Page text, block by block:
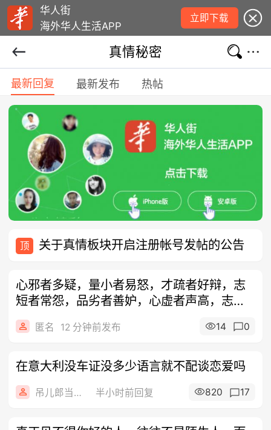
华人街
海外华人生活APP
立即下载
真情秘密
最新回复 最新发布 热帖
顶 关于真情板块开启注册帐号发帖的公告
心邪者多疑，量小者易怒，才疏者好辩，志
短者常怨，品劣者善妒，心虚者声高，志浅
者固
匿名 12 分钟前发布 14 0
在意大利没车证没多少语言就不配谈恋爱吗
吊儿郎当的色色 半小时前回复 820 17